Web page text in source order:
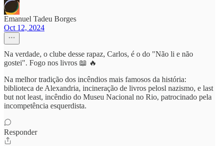
Emanuel Tadeu Borges
Oct 12, 2024
Na verdade, o clube desse rapaz, Carlos, é o do "Não li e não
gostei". Fogo nos livros 📖 🔥
Na melhor tradição dos incêndios mais famosos da história:
biblioteca de Alexandria, incineração de livros pelosl nazismo, e last
but not least, incêndio do Museu Nacional no Rio, patrocinado pela
incompetência esquerdista.
Responder